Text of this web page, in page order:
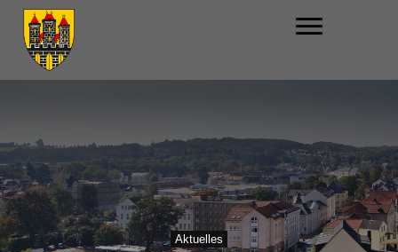
Aktuelles